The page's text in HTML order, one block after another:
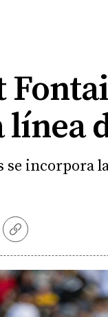
línea
se incorpora
Copiar